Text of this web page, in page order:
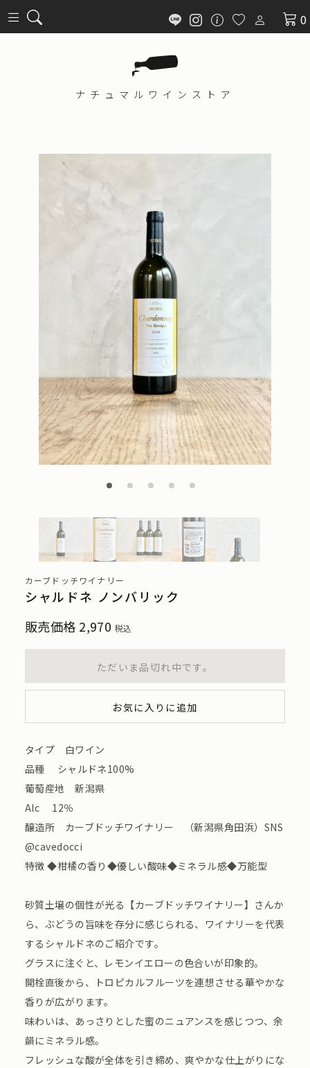
0
ナチュマル ワインストア
カーブドッチワイナリー
シャルドネ ノンバリック
販売価格 2,970 税込
ただいま品切れ中です。
お気に入りに追加
タイプ 白ワイン
品種 シャルドネ100%
葡萄産地 新潟県
Alc 12％
醸造所 カーブドッチワイナリー （新潟県角田浜）SNS
@cavedocci
特徴 ◆柑橘の香り◆優しい酸味◆ミネラル感◆万能型
砂質土壌の個性が光る【カーブドッチワイナリー】さんか
ら、ぶどうの旨味を存分に感じられる、ワイナリーを代表
するシャルドネのご紹介です。
グラスに注ぐと、レモンイエローの色合いが印象的。
開栓直後から、トロピカルフルーツを連想させる華やかな
香りが広がります。
味わいは、あっさりとした蜜のニュアンスを感じつつ、余
韻にミネラル感。
フレッシュな酸が全体を引き締め、爽やかな仕上がりにな